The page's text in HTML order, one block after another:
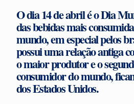
O dia 14 de abril é oDia
das bebidas mais
mundo, em especial pelos
possui uma relação antiga
o maior produtor e o
consumidor do mundo,
dos Estados Unidos.